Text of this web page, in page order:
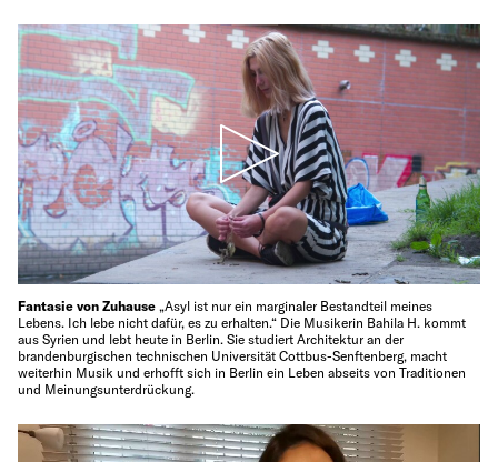
Fantasie von Zuhause „Asyl ist nur ein marginaler Bestandteil meines
Lebens. Ich lebe nicht dafür, es zu erhalten.“ Die Musikerin Bahila H. kommt
aus Syrien und lebt heute in Berlin. Sie studiert Architektur an der
brandenburgischen technischen Universität Cottbus-Senftenberg, macht
weiterhin Musik und erhofft sich in Berlin ein Leben abseits von Traditionen
und Meinungsunterdrückung.